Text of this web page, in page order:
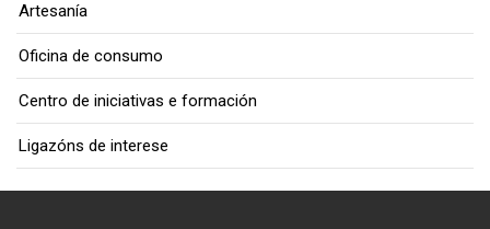
Artesanía
Oficina de consumo
Centro de iniciativas e formación
Ligazóns de interese